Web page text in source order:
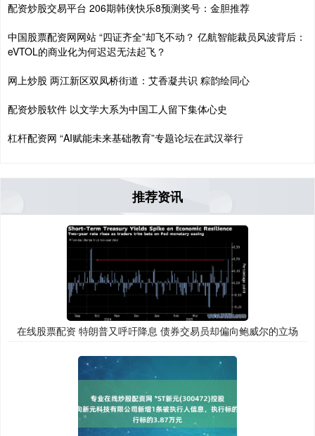
配资炒股交易平台 206期韩侠快乐8预测奖号：金胆推荐
中国股票配资网网站 “四证齐全”却飞不动？ 亿航智能裁员风波背后：
eVTOL的商业化为何迟迟无法起飞？
网上炒股 两江新区双凤桥街道：艾香凝共识 粽韵绘同心
配资炒股软件 以文学大系为中国工人留下集体心史
杠杆配资网 “AI赋能未来基础教育”专题论坛在武汉举行
推荐资讯
在线股票配资 特朗普又呼吁降息 债券交易员却偏向鲍威尔的立场